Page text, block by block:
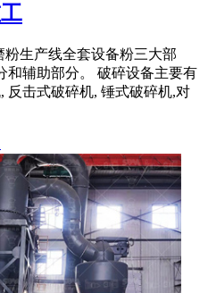
粉生产线全套设备粉三大部
和辅助部分。 破碎设备主要有
反击式破碎机, 锤式破碎机,对